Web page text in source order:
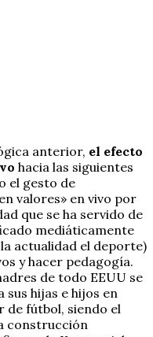
anterior, el efecto
hacia las siguientes
el gesto de
valores» en vivo por
que se ha servido de
mediáticamente
actualidad el deporte)
y hacer pedagogía.
de todo EEUU se
sus hijas e hijos en
de fútbol, siendo el
construcción